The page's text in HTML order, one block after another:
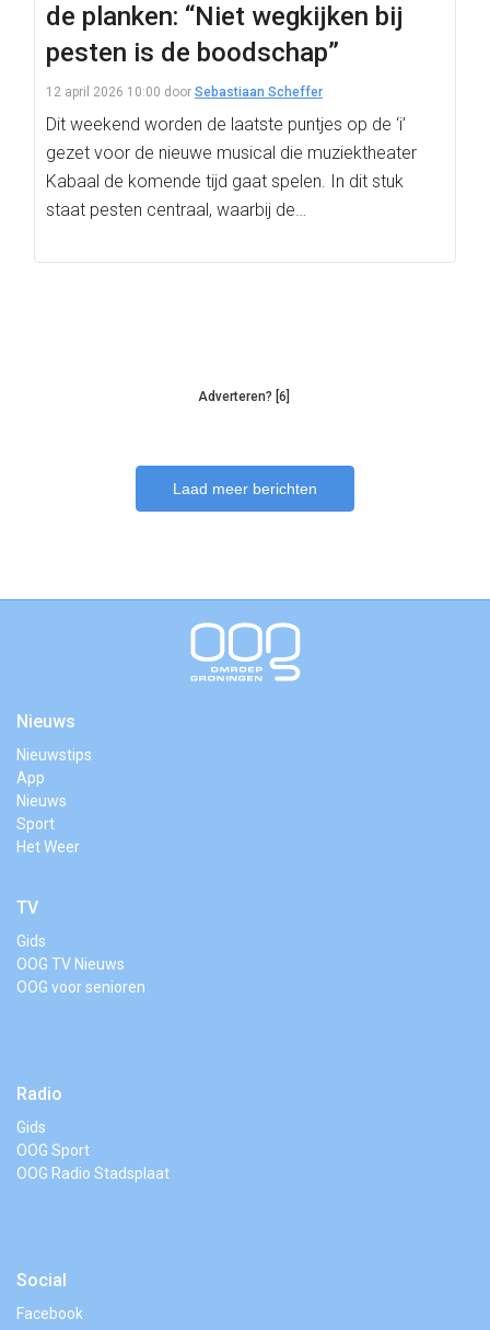
de planken: “Niet wegkijken bij
pesten is de boodschap”
12 april 2026 10:00 door Sebastiaan Scheffer
Dit weekend worden de laatste puntjes op de ‘i’
gezet voor de nieuwe musical die muziektheater
Kabaal de komende tijd gaat spelen. In dit stuk
staat pesten centraal, waarbij de…
Adverteren? [6]
Laad meer berichten
Nieuws
Nieuwstips
App
Nieuws
Sport
Het Weer
TV
Gids
OOG TV Nieuws
OOG voor senioren
Radio
Gids
OOG Sport
OOG Radio Stadsplaat
Social
Facebook